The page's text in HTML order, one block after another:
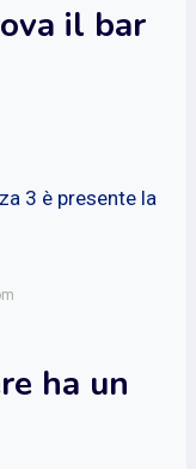
il bar
3 è presente la
ha un